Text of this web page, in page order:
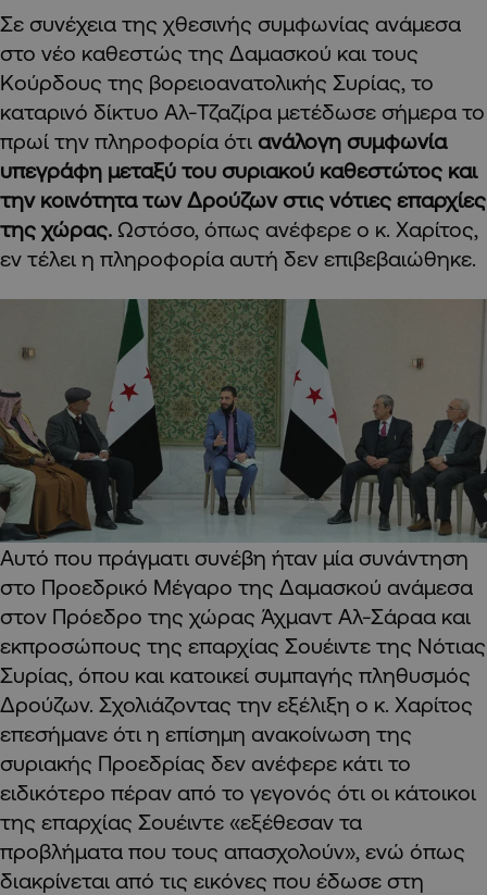
Σε συνέχεια της χθεσινής συμφωνίας ανάμεσα
στο νέο καθεστώς της Δαμασκού και τους
Κούρδους της βορειοανατολικής Συρίας, το
καταρινό δίκτυο Αλ-Τζαζίρα μετέδωσε σήμερα το
πρωί την πληροφορία ότι ανάλογη συμφωνία
υπεγράφη μεταξύ του συριακού καθεστώτος και
την κοινότητα των Δρούζων στις νότιες επαρχίες
της χώρας. Ωστόσο, όπως ανέφερε ο κ. Χαρίτος,
εν τέλει η πληροφορία αυτή δεν επιβεβαιώθηκε.
Αυτό που πράγματι συνέβη ήταν μία συνάντηση
στο Προεδρικό Μέγαρο της Δαμασκού ανάμεσα
στον Πρόεδρο της χώρας Άχμαντ Αλ-Σάραα και
εκπροσώπους της επαρχίας Σουέιντε της Νότιας
Συρίας, όπου και κατοικεί συμπαγής πληθυσμός
Δρούζων. Σχολιάζοντας την εξέλιξη ο κ. Χαρίτος
επεσήμανε ότι η επίσημη ανακοίνωση της
συριακής Προεδρίας δεν ανέφερε κάτι το
ειδικότερο πέραν από το γεγονός ότι οι κάτοικοι
της επαρχίας Σουέιντε «εξέθεσαν τα
προβλήματα που τους απασχολούν», ενώ όπως
διακρίνεται από τις εικόνες που έδωσε στη